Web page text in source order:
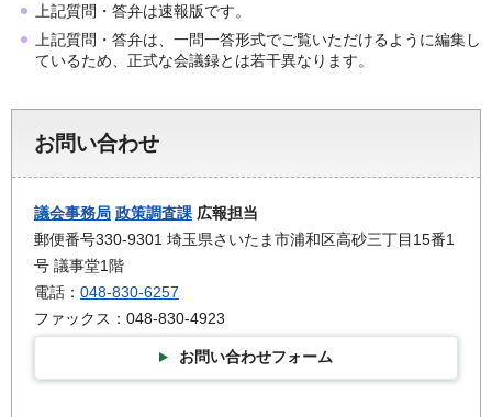
上記質問・答弁は速報版です。
上記質問・答弁は、一問一答形式でご覧いただけるように編集し
ているため、正式な会議録とは若干異なります。
お問い合わせ
議会事務局 政策調査課 広報担当
郵便番号330-9301 埼玉県さいたま市浦和区高砂三丁目15番1
号 議事堂1階
電話： 048-830-6257
ファックス：048-830-4923
お問い合わせフォーム